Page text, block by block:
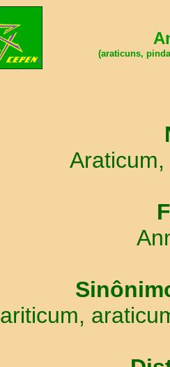
(araticuns,
Araticum,
ariticum,